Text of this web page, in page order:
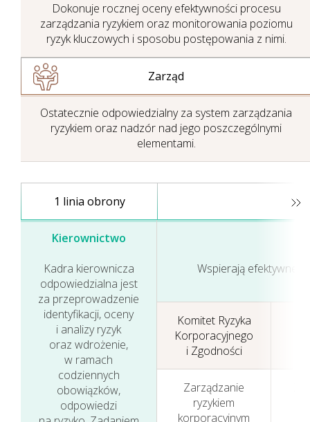
Zarządzanie Ryzykiem
Zarządzanie kapitałem
ludzkim
Dokonuje rocznej oceny efektywności procesu
zarządzania ryzykiem oraz monitorowania poziomu
ryzyk kluczowych i sposobu postępowania z nimi.
Zarząd
Ostatecznie odpowiedzialny za system zarządzania
ryzykiem oraz nadzór nad jego poszczególnymi
elementami.
1 linia obrony
Kierownictwo
Kadra kierownicza
odpowiedzialna jest
za przeprowadzenie
identyfikacji, oceny
i analizy ryzyk
oraz wdrożenie,
w ramach
codziennych
obowiązków,
odpowiedzi
Wspierają efektywne
Komitet Ryzyka
Korporacyjnego
i Zgodności
Zarządzanie
ryzykiem
korporacyjnym